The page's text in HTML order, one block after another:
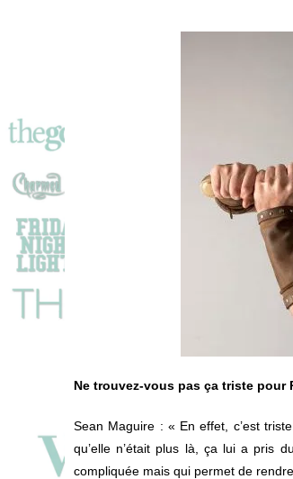
Ne trouvez-vous pas ça triste pour
Sean Maguire : « En effet, c’est
qu’elle n’était plus là, ça lui a pris
compliquée mais qui permet de